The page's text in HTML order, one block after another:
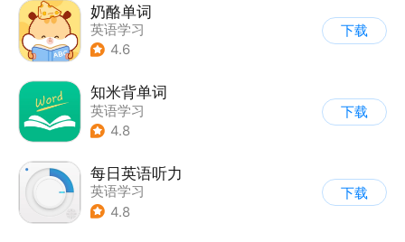
奶酪单词
英语学习
4.6
下载
知米背单词
英语学习
4.8
下载
每日英语听力
英语学习
4.8
下载